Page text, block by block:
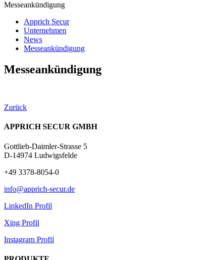
Messeankündigung
Apprich Secur
Unternehmen
News
Messeankündigung
Messeankündigung
Zurück
APPRICH SECUR GMBH
Gottlieb-Daimler-Strasse 5
D-14974 Ludwigsfelde
+49 3378-8054-0
info@apprich-secur.de
LinkedIn Profil
Xing Profil
Instagram Profil